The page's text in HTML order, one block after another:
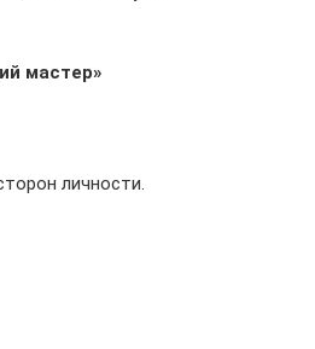
мастер»
личности.